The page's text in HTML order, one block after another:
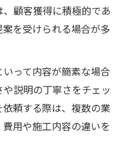
顧客獲得に積極的であ
を受けられる場合が多
って内容が簡素な場合
説明の丁寧さをチェッ
頼する際は、複数の業
用や施工内容の違いを